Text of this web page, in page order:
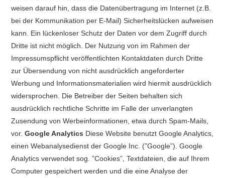
weisen darauf hin, dass die Datenübertragung im Internet (z.B.
bei der Kommunikation per E-Mail) Sicherheitslücken aufweisen
kann. Ein lückenloser Schutz der Daten vor dem Zugriff durch
Dritte ist nicht möglich. Der Nutzung von im Rahmen der
Impressumspflicht veröffentlichten Kontaktdaten durch Dritte
zur Übersendung von nicht ausdrücklich angeforderter
Werbung und Informationsmaterialien wird hiermit ausdrücklich
widersprochen. Die Betreiber der Seiten behalten sich
ausdrücklich rechtliche Schritte im Falle der unverlangten
Zusendung von Werbeinformationen, etwa durch Spam-Mails,
vor.Google Analytics Diese Website benutzt Google Analytics,
einen Webanalysedienst der Google Inc. (”Google”). Google
Analytics verwendet sog. ”Cookies”, Textdateien, die auf Ihrem
Computer gespeichert werden und die eine Analyse der